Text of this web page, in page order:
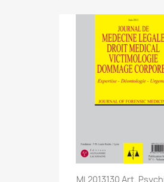
ML2013130 Art.